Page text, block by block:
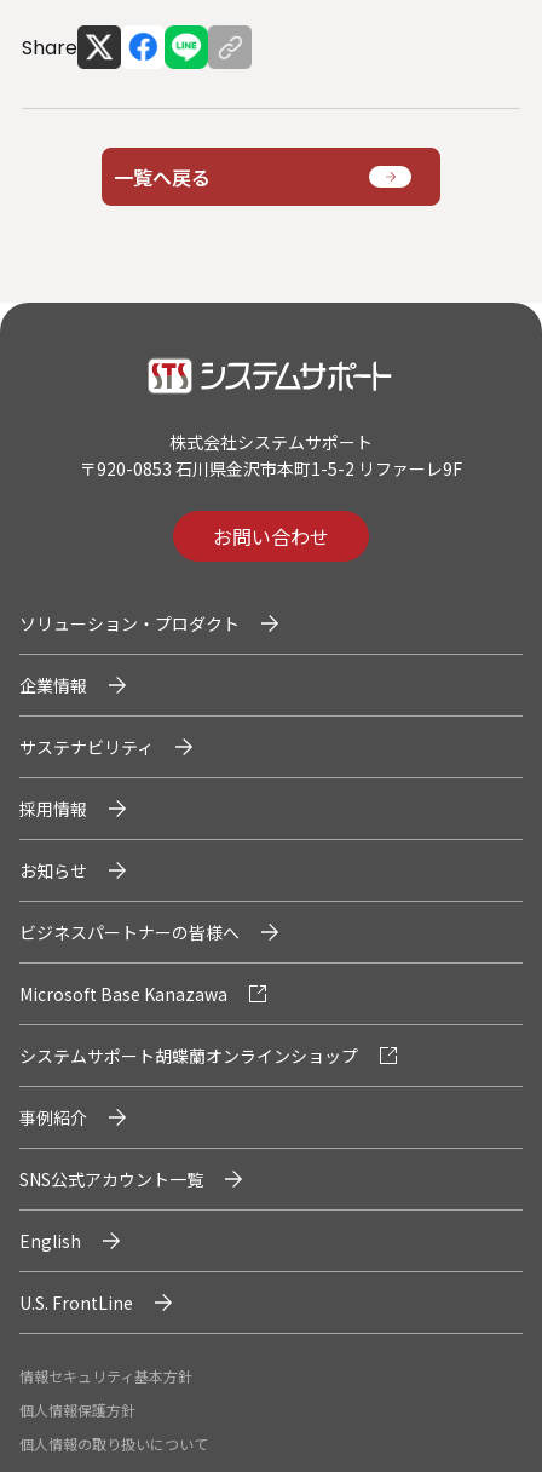
Share
一覧へ戻る
株式会社システムサポート
〒920-0853 石川県金沢市本町1-5-2 リファーレ9F
お問い合わせ
ソリューション・プロダクト
企業情報
サステナビリティ
採用情報
お知らせ
ビジネスパートナーの皆様へ
Microsoft Base Kanazawa
システムサポート胡蝶蘭オンラインショップ
事例紹介
SNS公式アカウント一覧
English
U.S. FrontLine
情報セキュリティ基本方針
個人情報保護方針
個人情報の取り扱いについて